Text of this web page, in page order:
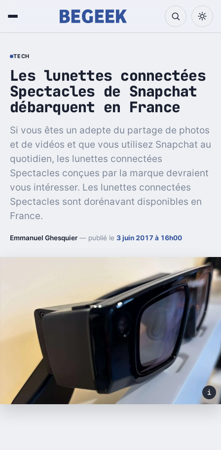
TECH
Les lunettes connectées
Spectacles de Snapchat
débarquent en France
Si vous êtes un adepte du partage de photos
et de vidéos et que vous utilisez Snapchat au
quotidien, les lunettes connectées
Spectacles conçues par la marque devraient
vous intéresser. Les lunettes connectées
Spectacles sont dorénavant disponibles en
France.
Emmanuel Ghesquier— publié le 3 juin 2017 à 16h00
i